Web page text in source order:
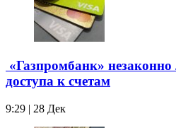
«Газпромбанк»
доступа к счетам
9:29 | 28 Дек